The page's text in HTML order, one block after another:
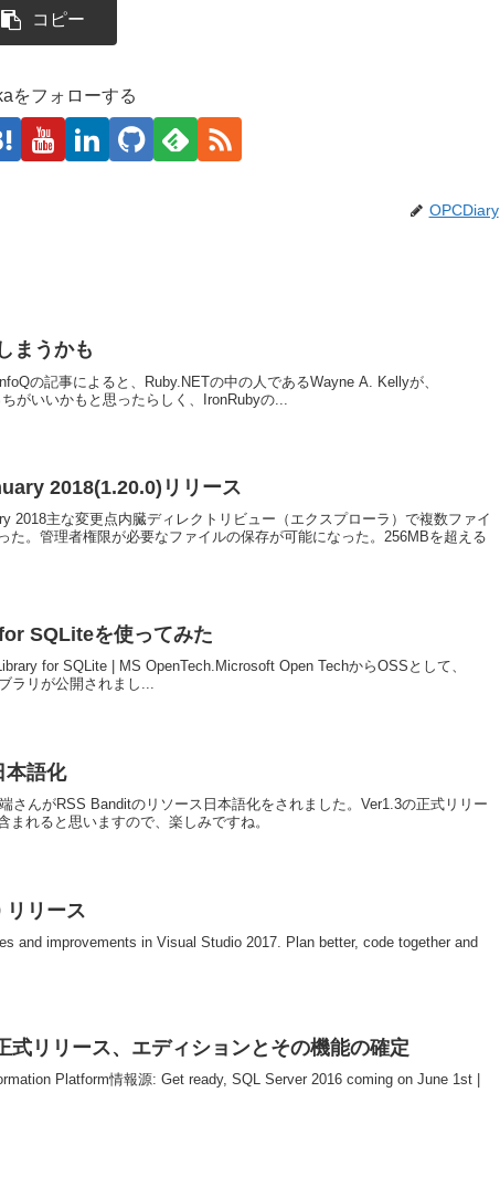
コピー
をフォローする
OPCDiary
まうかも
の記事によると、Ruby.NETの中の人であるWayne A. Kellyが、
がいいかもと思ったらしく、IronRubyの...
2018(1.20.0)リリース
2018主な変更点内臓ディレクトリビュー（エクスプローラ）で複数ファイ
た。管理者権限が必要なファイルの保存が可能になった。256MBを超える
SQLiteを使ってみた
for SQLite | MS OpenTech.Microsoft Open TechからOSSとして、
ラリが公開されまし...
本語化
さんがRSS Banditのリソース日本語化をされました。Ver1.3の正式リリー
まれると思いますので、楽しみですね。
リース
and improvements in Visual Studio 2017. Plan better, code together and
リリース、エディションとその機能の確定
Platform情報源: Get ready, SQL Server 2016 coming on June 1st |